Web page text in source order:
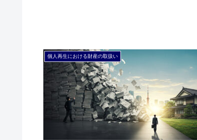
個人再生における財産の取扱い